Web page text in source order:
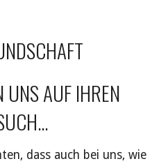
UNS AUF IHREN
dass auch bei uns, wie